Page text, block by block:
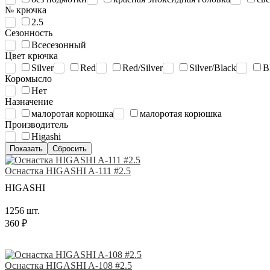
№ крючка
2.5
Сезонность
Всесезонный
Цвет крючка
Silver
Red Red/Silver Silver/Black
Коромысло
Нет
Назначение
малоротая корюшка
малоротая корюшка
Производитель
Higashi
Оснастка HIGASHI A-111 #2.5
HIGASHI
1256 шт.
360 ₽
Оснастка HIGASHI A-108 #2.5